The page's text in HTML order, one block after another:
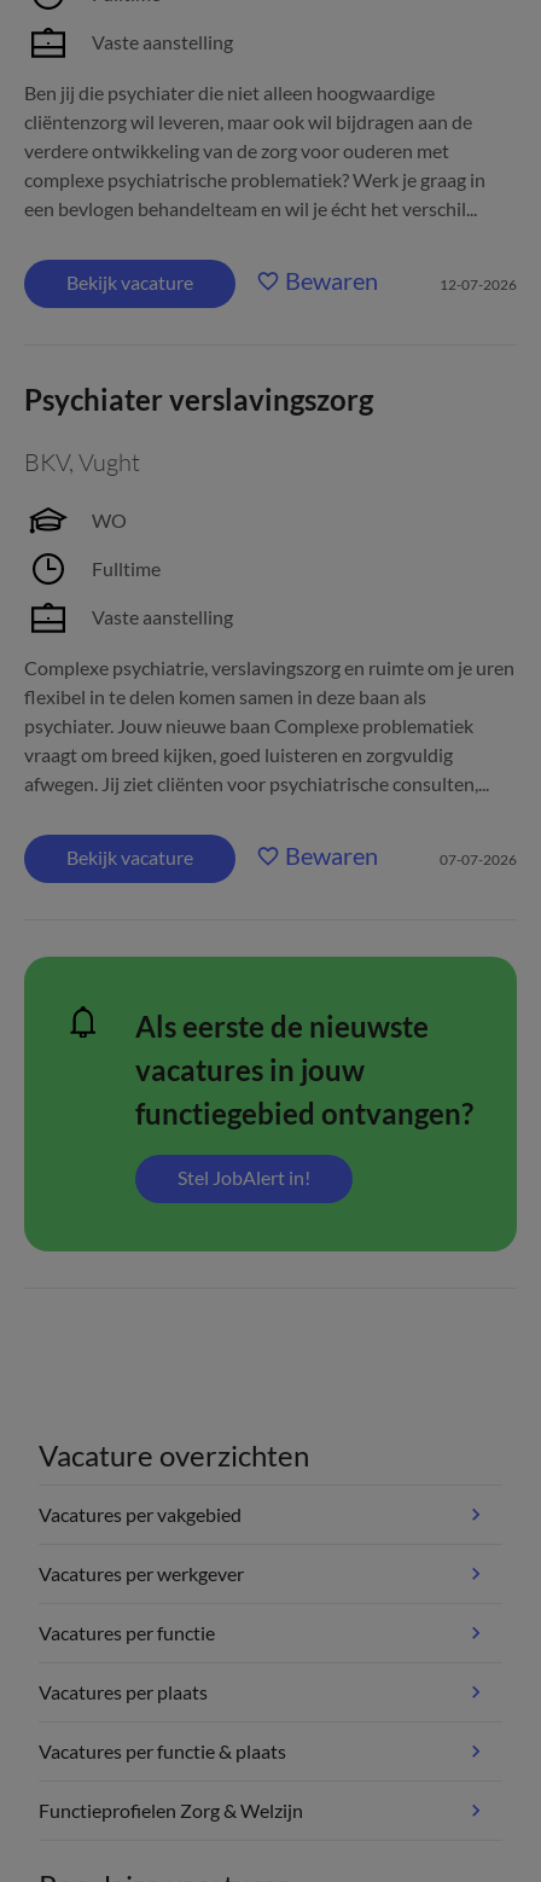
Vaste aanstelling
Ben jij die psychiater die niet alleen hoogwaardige
cliëntenzorg wil leveren, maar ook wil bijdragen aan de
verdere ontwikkeling van de zorg voor ouderen met
complexe psychiatrische problematiek? Werk je graag in
een bevlogen behandelteam en wil je écht het verschil...
Bekijk vacature Bewaren 12-07-2026
Psychiater verslavingszorg
BKV, Vught
WO
Fulltime
Vaste aanstelling
Complexe psychiatrie, verslavingszorg en ruimte om je uren
flexibel in te delen komen samen in deze baan als
psychiater. Jouw nieuwe baan Complexe problematiek
vraagt om breed kijken, goed luisteren en zorgvuldig
afwegen. Jij ziet cliënten voor psychiatrische consulten,...
Bekijk vacature Bewaren 07-07-2026
Als eerste de nieuwste
vacatures in jouw
functiegebied ontvangen?
Stel JobAlert in!
Vacature overzichten
Vacatures per vakgebied
Vacatures per werkgever
Vacatures per functie
Vacatures per plaats
Vacatures per functie & plaats
Functieprofielen Zorg & Welzijn